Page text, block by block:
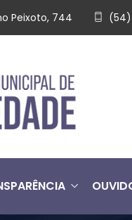
Peixoto, 744 (54)